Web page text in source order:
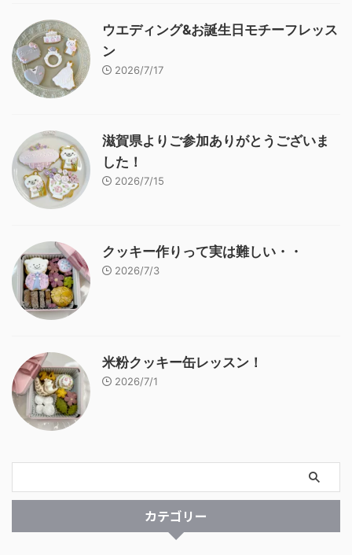
ウエディング&お誕生日モチーフレッス
ン
2026/7/17
滋賀県よりご参加ありがとうございま
した！
2026/7/15
クッキー作りって実は難しい・・
2026/7/3
米粉クッキー缶レッスン！
2026/7/1
カテゴリー